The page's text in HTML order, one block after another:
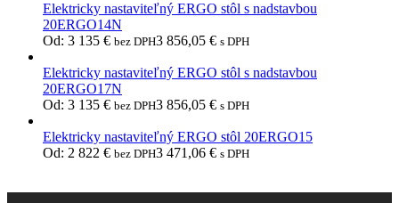
Elektricky nastaviteľný ERGO stôl s nadstavbou
20ERGO14N
Od: 3 135 € bez DPH3 856,05 € s DPH
Elektricky nastaviteľný ERGO stôl s nadstavbou
20ERGO17N
Od: 3 135 € bez DPH3 856,05 € s DPH
Elektricky nastaviteľný ERGO stôl 20ERGO15
Od: 2 822 € bez DPH3 471,06 € s DPH